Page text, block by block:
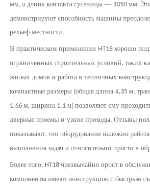
мм, а длина контакта гусеницы — 1050 мм.
демонстрируют способность машины
рельеф местности.
В практическом применении HT18 хорошо
ограниченных строительных условий, таких
жилых домов и работа в тепличных
компактные размеры (общая длина 4,35 м,
1,66 м, ширина 1,1 м) позволяют ему
дверные проемы и узкие проходы. Отзывы
показывают, что оборудование надежно
выполнения задач и относительно просто в
Более того, HT18 чрезвычайно прост в
компоненты имеют конструкцию с быстрым